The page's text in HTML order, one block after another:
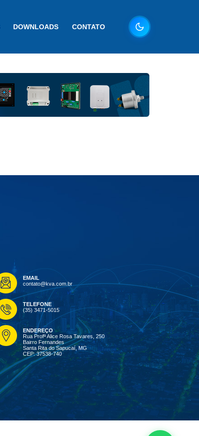
DOWNLOADS CONTATO
EMAIL
contato@kva.com.br
TELEFONE
(35) 3471-5015
ENDEREÇO
Rua Profª Alice Rosa Tavares, 250
Bairro Fernandes
Santa Rita do Sapucaí, MG
CEP: 37538-740